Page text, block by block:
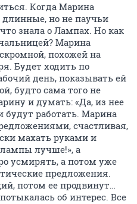
Когда Марина
длинные, но не паучьи
знала о Лампах. Но как
Марина
похожей на
Будет ходить по
день, показывать ей
будто сама того не
и думать: «Да, из нее
будут работать. Марина
счастливая,
махать руками и
лампы лучше!», а
усмирять, а потом уже
предложения.
потом ее продвинут…
об интерес. Все